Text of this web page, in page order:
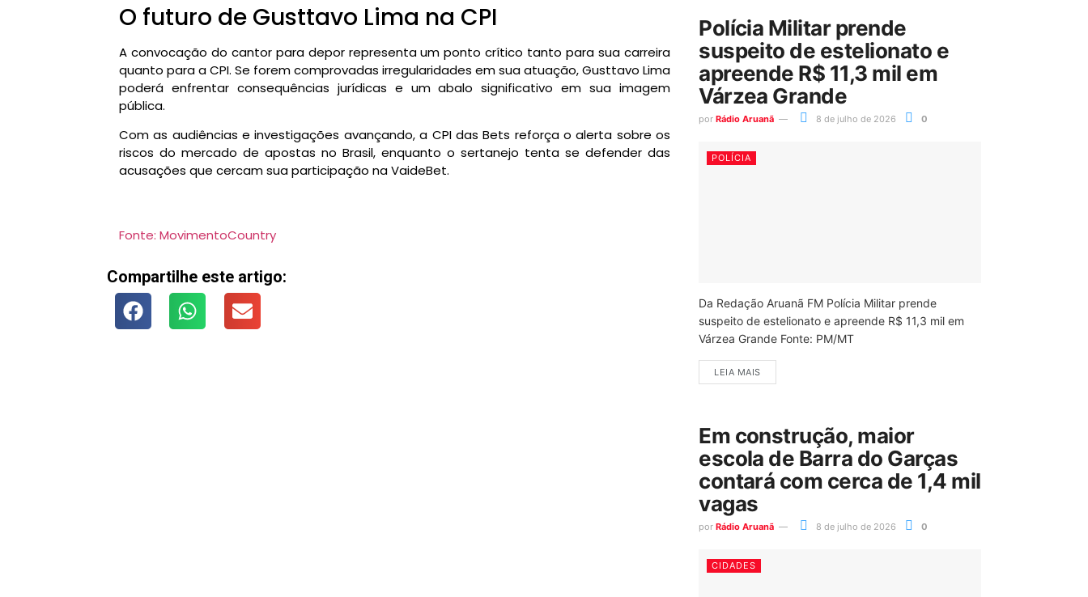
O futuro de Gusttavo Lima na CPI
A convocação do cantor para depor representa um ponto crítico tanto para sua carreira
quanto para a CPI. Se forem comprovadas irregularidades em sua atuação, Gusttavo Lima
poderá enfrentar consequências jurídicas e um abalo significativo em sua imagem
pública.
Com as audiências e investigações avançando, a CPI das Bets reforça o alerta sobre os
riscos do mercado de apostas no Brasil, enquanto o sertanejo tenta se defender das
acusações que cercam sua participação na VaideBet.
Fonte: MovimentoCountry
Compartilhe este artigo:
Polícia Militar prende
suspeito de estelionato e
apreende R$ 11,3 mil em
Várzea Grande
por Rádio Aruanã 8 de julho de 2026 0
POLÍCIA
Da Redação Aruanã FM Polícia Militar prende
suspeito de estelionato e apreende R$ 11,3 mil em
Várzea Grande Fonte: PM/MT
LEIA MAIS
Em construção, maior
escola de Barra do Garças
contará com cerca de 1,4 mil
vagas
por Rádio Aruanã 8 de julho de 2026 0
CIDADES